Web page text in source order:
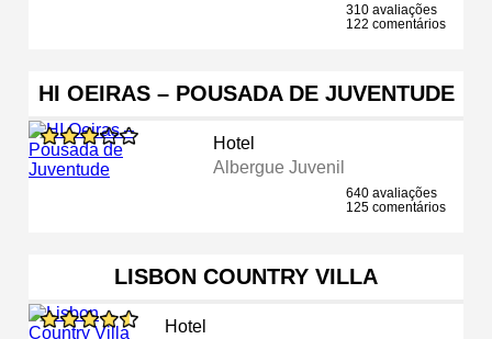
310 avaliações
122 comentários
HI OEIRAS – POUSADA DE JUVENTUDE
Hotel
Albergue Juvenil
640 avaliações
125 comentários
LISBON COUNTRY VILLA
Hotel